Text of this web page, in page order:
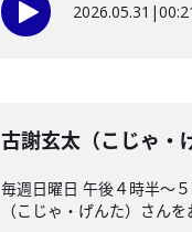
2026.05.31 |
古謝玄太（こじゃ・
毎週日曜日 午後４時半～
（こじゃ・げんた）さん